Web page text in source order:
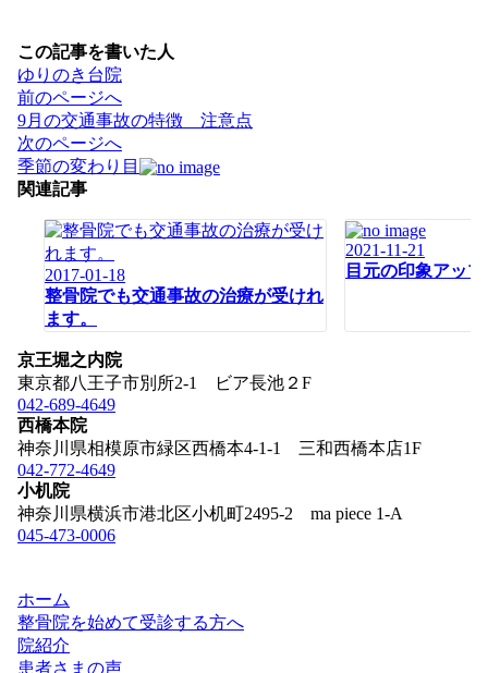
この記事を書いた人
ゆりのき台院
投
稿
ナ
ビ
ゲ
前のページへ
9月の交通事故の特徴 注意点
次のページへ
季節の変わり目
関連記事
2017-01-18
整骨院でも交通事故の治療が受けれ
ます。
2021-11-21
目元の印象アッ
京王堀之内院
東京都八王子市別所2-1 ビア長池２F
042-689-4649
西橋本院
神奈川県相模原市緑区西橋本4-1-1 三和西橋本店1F
042-772-4649
小机院
神奈川県横浜市港北区小机町2495-2 ma piece 1-A
045-473-0006
ホーム
整骨院を始めて受診する方へ
院紹介
患者さまの声